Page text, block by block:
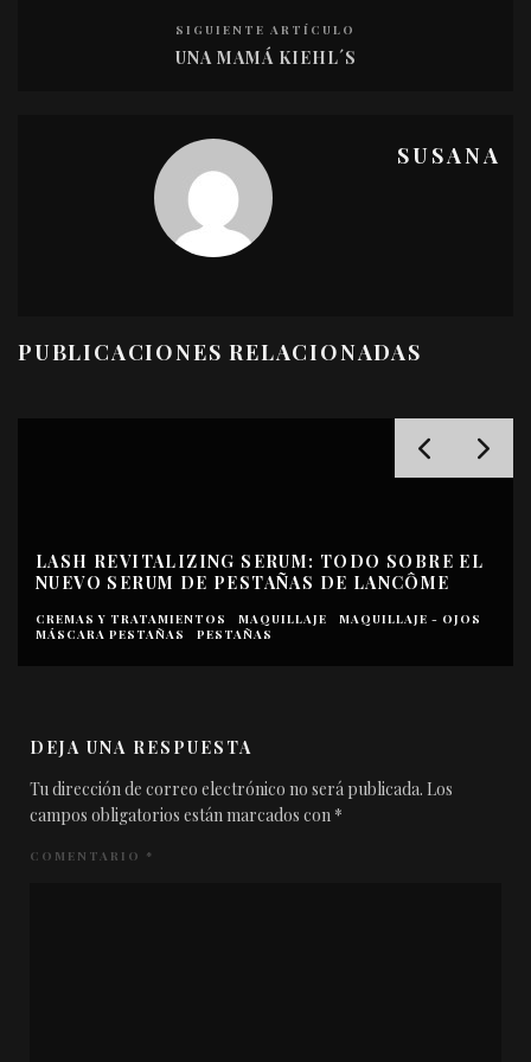
SIGUIENTE ARTÍCULO
UNA MAMÁ KIEHL´S
SUSANA
PUBLICACIONES RELACIONADAS
LASH REVITALIZING SERUM: TODO SOBRE EL
NUEVO SERUM DE PESTAÑAS DE LANCÔME
CREMAS Y TRATAMIENTOS MAQUILLAJE
MAQUILLAJE - OJOS
MÁSCARA PESTAÑAS
PESTAÑAS
DEJA UNA RESPUESTA
Tu dirección de correo electrónico no será publicada. Los
campos obligatorios están marcados con *
COMENTARIO *